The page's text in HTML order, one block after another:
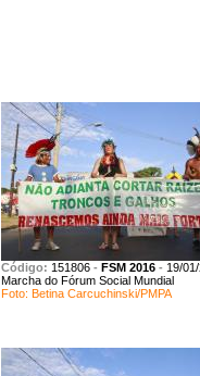
Código: 151806 - FSM 2016 - 19/
Marcha do Fórum Social Mundial
Foto: Betina Carcuchinski/PMPA